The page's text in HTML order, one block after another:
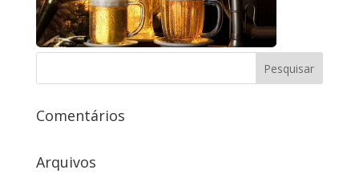
Comentários
Arquivos